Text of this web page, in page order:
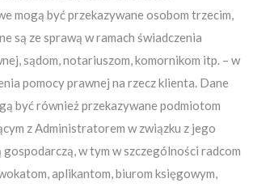
mogą być przekazywane osobom trzecim,
są ze sprawą w ramach świadczenia
sądom, notariuszom, komornikom itp. – w
pomocy prawnej na rzecz klienta. Dane
być również przekazywane podmiotom
z Administratorem w związku z jego
gospodarczą, w tym w szczególności radcom
aplikantom, biurom księgowym,